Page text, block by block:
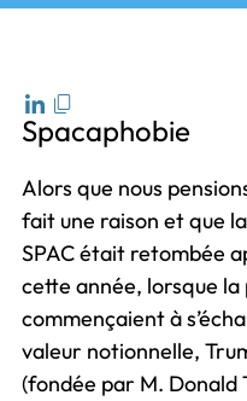
Spacaphobie
Alors que nous
fait une raison et que
SPAC était retombée
cette année, lorsque la
commençaient à
valeur notionnelle,
(fondée par M. Donald